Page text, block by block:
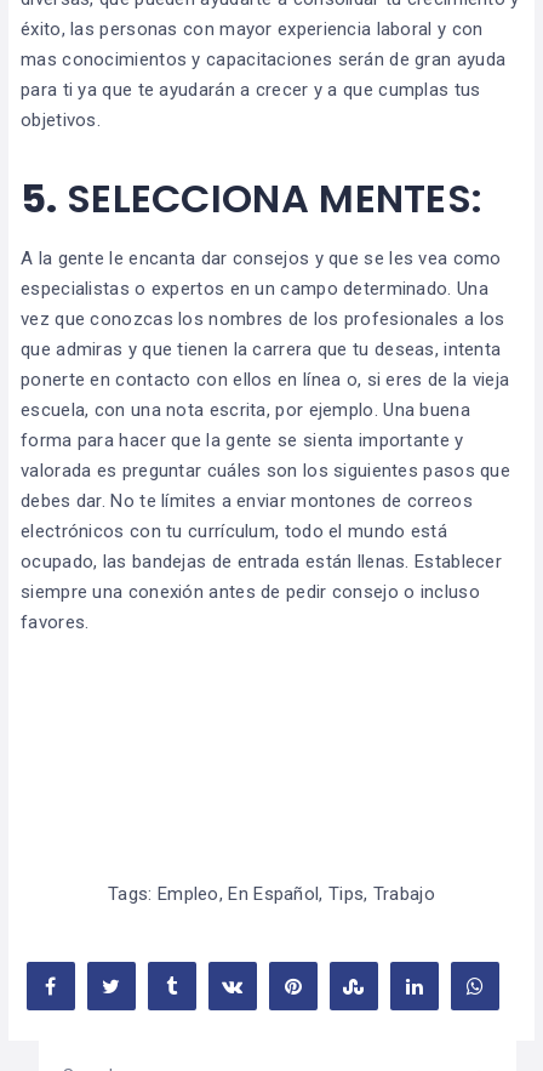
éxito, las personas con mayor experiencia laboral y con
mas conocimientos y capacitaciones serán de gran ayuda
para ti ya que te ayudarán a crecer y a que cumplas tus
objetivos.
5. SELECCIONA MENTES:
A la gente le encanta dar consejos y que se les vea como
especialistas o expertos en un campo determinado. Una
vez que conozcas los nombres de los profesionales a los
que admiras y que tienen la carrera que tu deseas, intenta
ponerte en contacto con ellos en línea o, si eres de la vieja
escuela, con una nota escrita, por ejemplo. Una buena
forma para hacer que la gente se sienta importante y
valorada es preguntar cuáles son los siguientes pasos que
debes dar. No te límites a enviar montones de correos
electrónicos con tu currículum, todo el mundo está
ocupado, las bandejas de entrada están llenas. Establecer
siempre una conexión antes de pedir consejo o incluso
favores.
Tags: Empleo,En Español, Tips, Trabajo